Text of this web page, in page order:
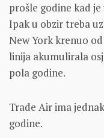
prošle godine kad
Ipak u obzir treba
New York krenuo
linija akumulirala
pola godine.
Trade Air ima
godine.